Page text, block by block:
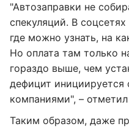
"Автозаправки не
спекуляций. В
где можно узнать, на
Но оплата там только
гораздо выше, чем
дефицит
компаниями", –
Таким образом, даже